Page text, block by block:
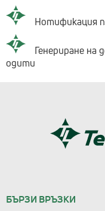
Нотификация
Генериране на
одити
БЪРЗИ ВРЪЗКИ